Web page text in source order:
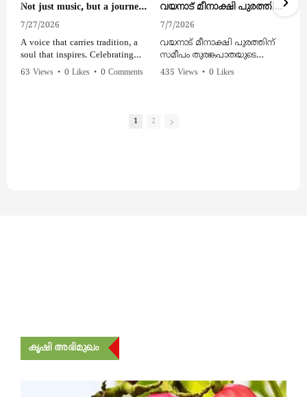
Not just music, but a journey of the soul. Honouring Shanthi Priya – the First Baul Musician.
7/27/2026
A voice that carries tradition, a
soul that inspires. Celebrating
Shanthi Priya – the First Baul
63 Views • 0 Likes • 0 Comments
വയനാട് മീനാക്ഷി പുരത്തിന് സമീപം തുരങ്കപാതയുടെ നിര്‍മ്മാണ മേഖലയില്‍ മണ്ണിടിച്ചിൽ ആകാശദൃശ്യം
7/7/2026
വയനാട് മീനാക്ഷി പുരത്തിന്
സമീപം തുരങ്കപാതയുടെ
നിര്‍മ്മാണ മേഖലയില്‍
435 Views • 0 Likes
1 2
കൃഷി അഭിമുഖം